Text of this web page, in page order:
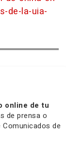
de-la-uia-
online de tu
de prensa o
de